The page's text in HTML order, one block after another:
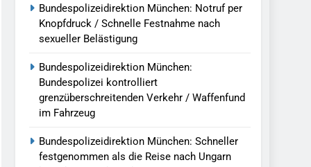
Ermittlungen Der Finanzkontrolle
Vereinigung Geht Ins Netz –
In Saarbrücken
/ Bundespolizei Ermittelt Wegen
Bundespolizeidirektion München: Notruf per
Knopfdruck / Schnelle Festnahme nach
sexueller Belästigung
Bundespolizeidirektion München:
Bundespolizei kontrolliert
grenzüberschreitenden Verkehr / Waffenfund
im Fahrzeug
Bundespolizeidirektion München: Schneller
festgenommen als die Reise nach Ungarn